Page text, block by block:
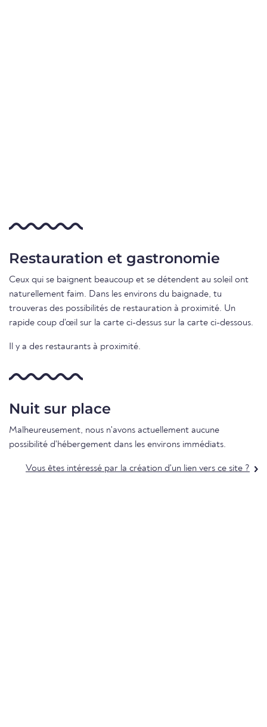
Restauration et gastronomie
Ceux qui se baignent beaucoup et se détendent au soleil ont
naturellement faim. Dans les environs du baignade, tu
trouveras des possibilités de restauration à proximité. Un
rapide coup d'œil sur la carte ci-dessus sur la carte ci-dessous.
Il y a des restaurants à proximité.
Nuit sur place
Malheureusement, nous n'avons actuellement aucune
possibilité d'hébergement dans les environs immédiats.
Vous êtes intéressé par la création d'un lien vers ce site ?